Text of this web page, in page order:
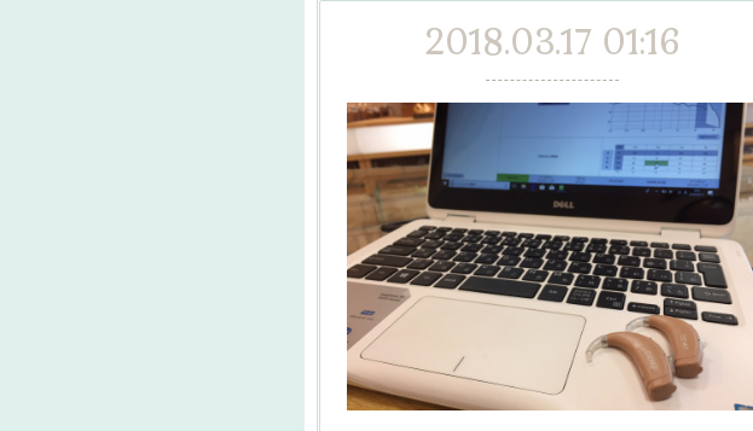
2018.03.17 01:16